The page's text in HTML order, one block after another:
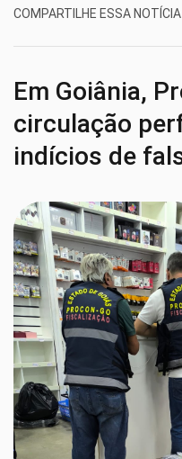
COMPARTILHE ESSA NOTÍCIA
Em Goiânia,
circulação
indícios de